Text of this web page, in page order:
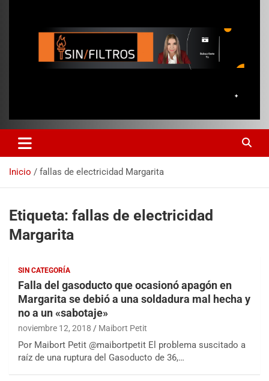
Inicio fallas de electricidad Margarita
Etiqueta: fallas de electricidad
Margarita
SIN CATEGORÍA
Falla del gasoducto que ocasionó apagón en
Margarita se debió a una soldadura mal hecha y
no a un «sabotaje»
noviembre 12, 2018 Maibort Petit
Por Maibort Petit @maibortpetit El problema suscitado a
raíz de una ruptura del Gasoducto de 36,…